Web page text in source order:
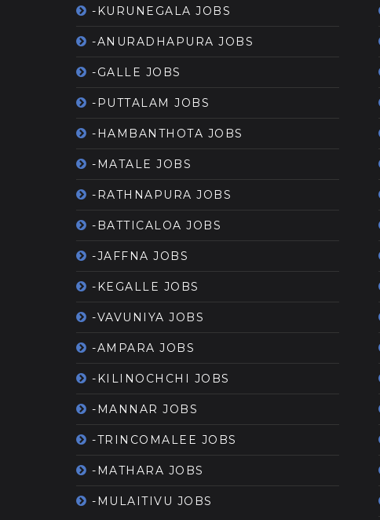
-KURUNEGALA JOBS
-ANURADHAPURA JOBS
-GALLE JOBS
-PUTTALAM JOBS
-HAMBANTHOTA JOBS
-MATALE JOBS
-RATHNAPURA JOBS
-BATTICALOA JOBS
-JAFFNA JOBS
-KEGALLE JOBS
-VAVUNIYA JOBS
-AMPARA JOBS
-KILINOCHCHI JOBS
-MANNAR JOBS
-TRINCOMALEE JOBS
-MATHARA JOBS
-MULAITIVU JOBS